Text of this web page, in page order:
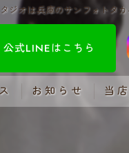
ジオは兵庫のサンフォトタ
公式LINEはこちら
お知らせ 当